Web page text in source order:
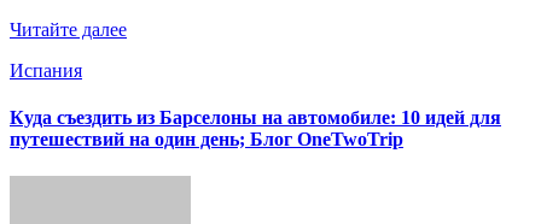
Читайте далее
Испания
Куда съездить из Барселоны на автомобиле: 10 идей для
путешествий на один день; Блог OneTwoTrip